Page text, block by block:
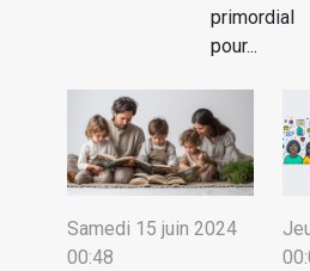
primordial
pour...
Samedi 15 juin 2024
00:48